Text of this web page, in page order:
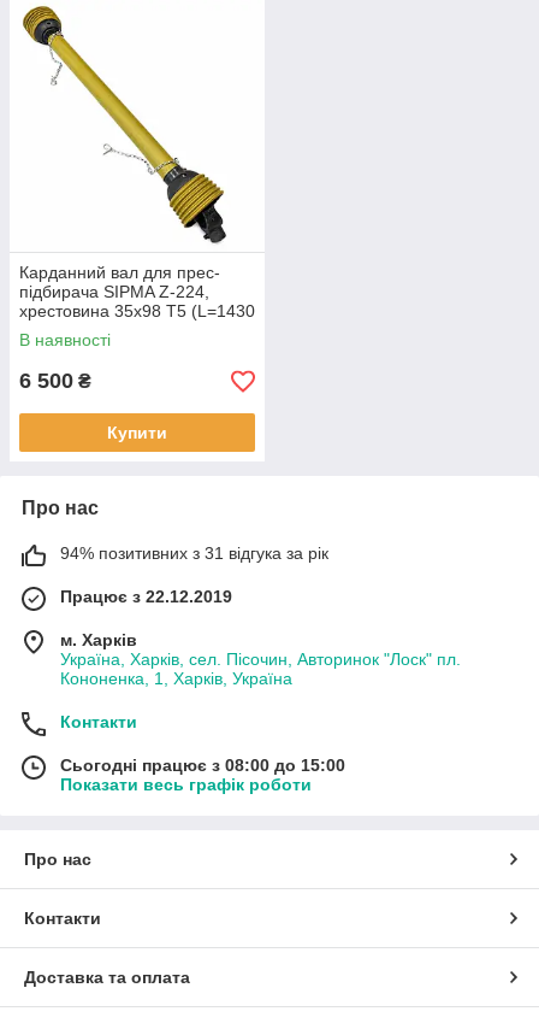
Карданний вал для прес-
підбирача SIPMA Z-224,
хрестовина 35х98 Т5 (L=1430
мм)
В наявності
6 500 ₴
Купити
Про нас
94% позитивних з 31 відгука за рік
Працює з 22.12.2019
м. Харків
Україна, Харків, сел. Пісочин, Авторинок "Лоск" пл.
Кононенка, 1, Харків, Україна
Контакти
Сьогодні працює з 08:00 до 15:00
Показати весь графік роботи
Про нас
Контакти
Доставка та оплата